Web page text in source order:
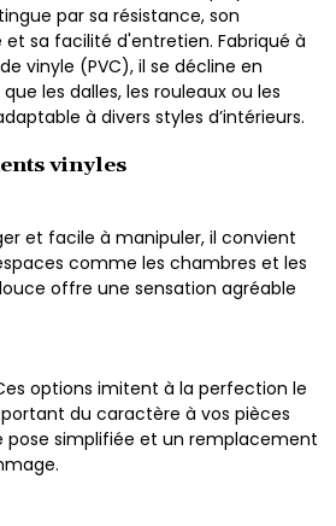
par sa résistance, son
sa facilité d'entretien. Fabriqué à
vinyle (PVC), il se décline en
les dalles, les rouleaux ou les
à divers styles d’intérieurs.
vinyles
et facile à manipuler, il convient
comme les chambres et les
offre une sensation agréable
options imitent à la perfection le
du caractère à vos pièces
simplifiée et un remplacement